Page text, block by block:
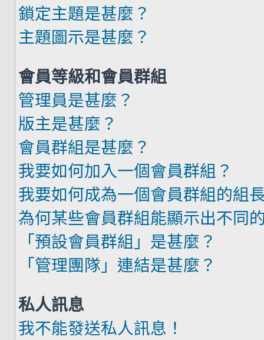
鎖定主題是甚麼？
主題圖示是甚麼？
會員等級和會員群組
管理員是甚麼？
版主是甚麼？
會員群組是甚麼？
我要如何加入一個會員群組？
我要如何成為一個會員群組的組
為何某些會員群組能顯示出不同
「預設會員群組」是甚麼？
「管理團隊」連結是甚麼？
私人訊息
我不能發送私人訊息！